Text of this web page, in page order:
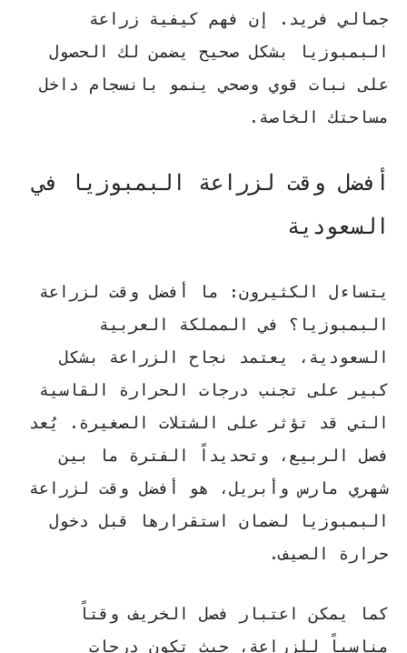
جمالي فريد. إن فهم كيفية زراعة
البمبوزيا
بشكل صحيح يضمن لك الحصول
على نبات قوي وصحي ينمو بانسجام داخل
مساحتك الخاصة.
أفضل وقت لزراعة البمبوزيا في
السعودية
يتساءل الكثيرون: ما أفضل وقت لزراعة
البمبوزيا؟ في المملكة العربية
السعودية، يعتمد نجاح الزراعة بشكل
كبير على تجنب درجات الحرارة القاسية
التي قد تؤثر على الشتلات الصغيرة. يُعد
فصل الربيع، وتحديداً الفترة ما بين
شهري مارس وأبريل، هو
أفضل وقت لزراعة
البمبوزيا
لضمان استقرارها قبل دخول
حرارة الصيف.
كما يمكن اعتبار فصل الخريف وقتاً
مناسباً للزراعة، حيث تكون درجات